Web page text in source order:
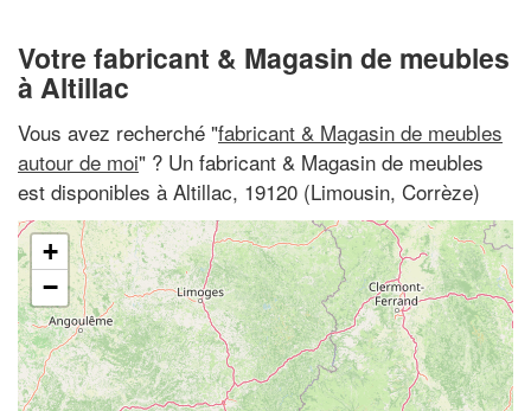
Votre fabricant & Magasin de meubles
à Altillac
Vous avez recherché "fabricant & Magasin de meubles
autour de moi" ? Un fabricant & Magasin de meubles
est disponibles à Altillac, 19120 (Limousin, Corrèze)
+
−